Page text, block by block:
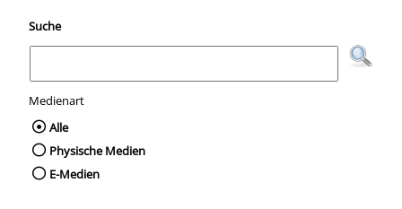
Suche
Medienart
Wählen Sie die Medienart nach der Sie
Alle
Physische Medien
E-Medien